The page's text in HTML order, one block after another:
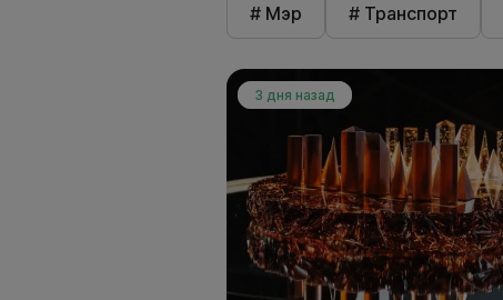
# Мэр # Транспорт
3 дня назад